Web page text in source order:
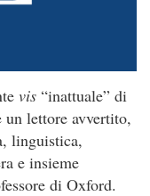
vis “inattuale” di
lettore avvertito,
linguistica,
e insieme
di Oxford.